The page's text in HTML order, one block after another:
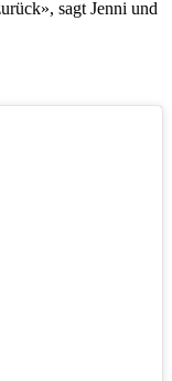
sagt Jenni und